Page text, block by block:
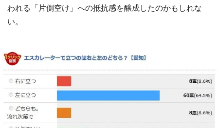
われる「片側空け」への抵抗感を醸成したのかもしれな
い。